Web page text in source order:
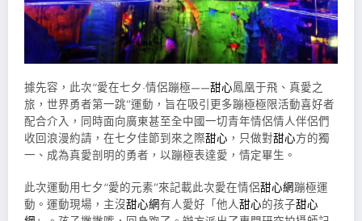
據先容，此次“愛在七夕·情侶蹦極——甜心鳳凰于飛、真愛之
旅，世界勇者第一跳”運動，旨在吸引更多蹦極極限活動喜好者
配合介入，同時面向廣東甚至全中國一切青年情侶情人伴侶們
收回浪漫約請，在七夕佳節到來之際甜心 ，只做對甜心方的獨
一、成為真愛剖明的勇者，以蹦極表達愛，情定畢生。
此次運動用七夕“愛的元素”來記載此次愛在情侶甜心網蹦極運
動。運動現場，主沒甜心網有人愛好「他人甜心的孩子甜心